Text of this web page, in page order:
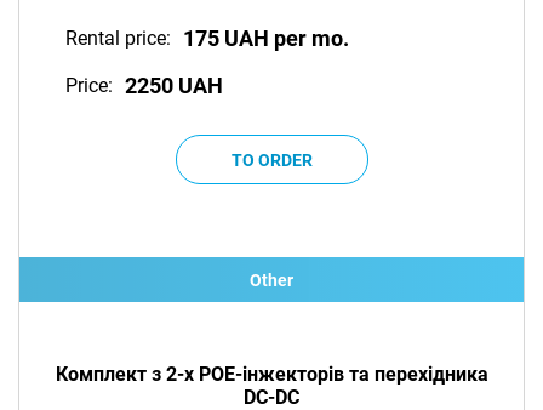
Rental price: 175 UAH per mo.
Price: 2250 UAH
Other
Комплект з 2-х POE-інжекторів та перехідника
DC-DC